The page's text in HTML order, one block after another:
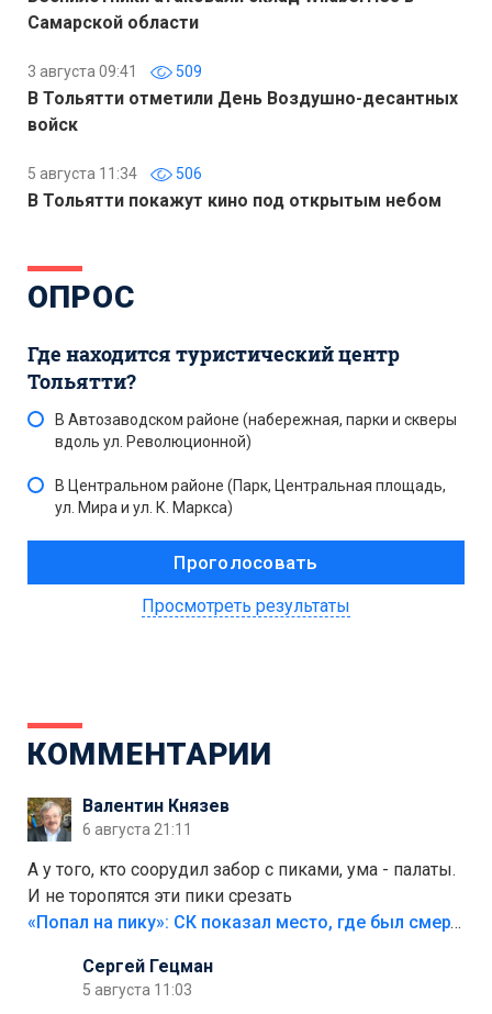
Самарской области
3 августа 09:41 509
В Тольятти отметили День Воздушно-десантных
войск
5 августа 11:34 506
В Тольятти покажут кино под открытым небом
ОПРОС
Где находится туристический центр
Тольятти?
В Автозаводском районе (набережная, парки и скверы
вдоль ул. Революционной)
В Центральном районе (Парк, Центральная площадь,
ул. Мира и ул. К. Маркса)
Просмотреть результаты
КОММЕНТАРИИ
Валентин Князев
6 августа 21:11
А у того, кто соорудил забор с пиками, ума - палаты.
И не торопятся эти пики срезать
«Попал на пику»: СК показал место, где был смертельно травмирован ребенок в Тольятти
Сергей Гецман
5 августа 11:03